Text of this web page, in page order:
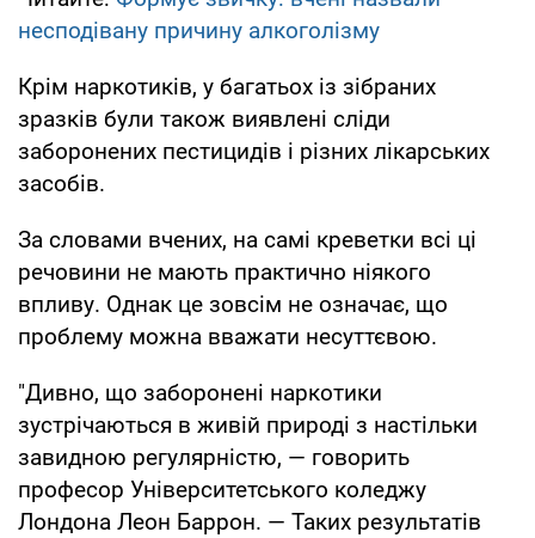
несподівану причину алкоголізму
Крім наркотиків, у багатьох із зібраних
зразків були також виявлені сліди
заборонених пестицидів і різних лікарських
засобів.
За словами вчених, на самі креветки всі ці
речовини не мають практично ніякого
впливу. Однак це зовсім не означає, що
проблему можна вважати несуттєвою.
"Дивно, що заборонені наркотики
зустрічаються в живій природі з настільки
завидною регулярністю, — говорить
професор Університетського коледжу
Лондона Леон Баррон. — Таких результатів